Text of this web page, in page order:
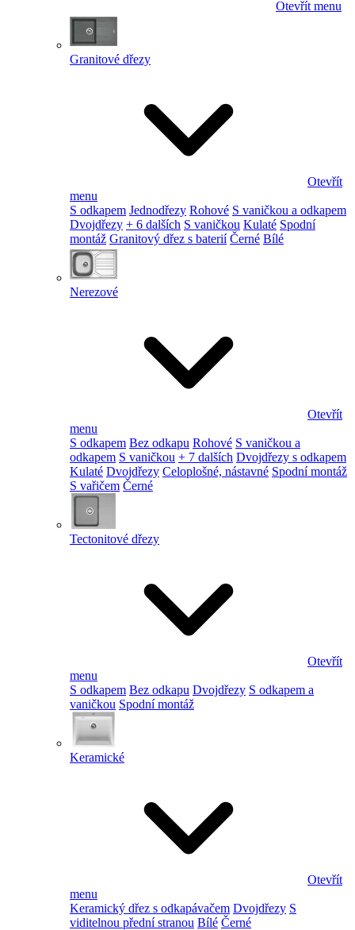
Otevřít menu
Granitové dřezy
Otevřít
menu
S odkapem Jednodřezy Rohové S vaničkou a odkapem
Dvojdřezy + 6 dalších S vaničkou Kulaté Spodní
montáž Granitový dřez s baterií Černé Bílé
Nerezové
Otevřít
menu
S odkapem Bez odkapu Rohové S vaničkou a
odkapem S vaničkou + 7 dalších Dvojdřezy s odkapem
Kulaté Dvojdřezy Celoplošné, nástavné Spodní montáž
S vařičem Černé
Tectonitové dřezy
Otevřít
menu
S odkapem Bez odkapu Dvojdřezy S odkapem a
vaničkou Spodní montáž
Keramické
Otevřít
menu
Keramický dřez s odkapávačem Dvojdřezy S
viditelnou přední stranou Bílé Černé